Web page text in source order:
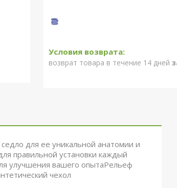
возврат товара в течение 14 дней
для ее уникальной анатомии и
правильной установки каждый
улучшения вашего опытаРельеф
чехол